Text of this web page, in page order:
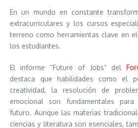
En un mundo en constante
extracurriculares y los cursos
terreno como herramientas clave en
los estudiantes.
El informe “Future of Jobs” del
destaca que habilidades como el
creatividad, la resolución de
emocional son fundamentales
futuro. Aunque las materias
ciencias y literatura son esenciales,